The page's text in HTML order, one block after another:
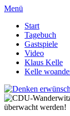
Menü
Start
Tagebuch
Gastspiele
Video
Klaus Kelle
Kelle